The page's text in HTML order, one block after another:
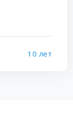
10 лет